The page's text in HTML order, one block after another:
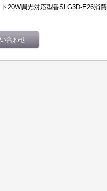
20W調光対応型番SLG3D-E26消